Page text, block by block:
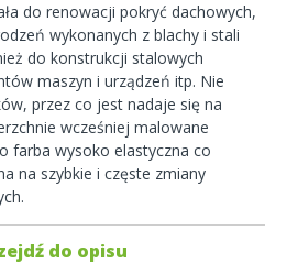
do renowacji pokryć dachowych,
wykonanych z blachy i stali
do konstrukcji stalowych
maszyn i urządzeń itp. Nie
przez co jest nadaje się na
wcześniej malowane
farba wysoko elastyczna co
na szybkie i częste zmiany
do opisu